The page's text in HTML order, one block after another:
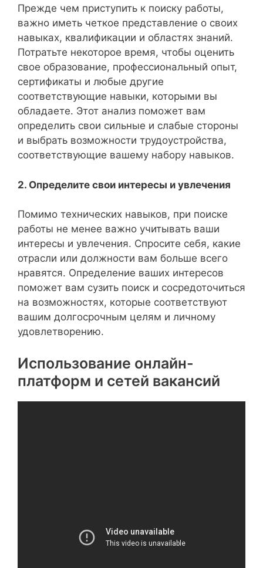
Прежде чем приступить к поиску работы,
важно иметь четкое представление о своих
навыках, квалификации и областях знаний.
Потратьте некоторое время, чтобы оценить
свое образование, профессиональный опыт,
сертификаты и любые другие
соответствующие навыки, которыми вы
обладаете. Этот анализ поможет вам
определить свои сильные и слабые стороны
и выбрать возможности трудоустройства,
соответствующие вашему набору навыков.
2. Определите свои интересы и увлечения
Помимо технических навыков, при поиске
работы не менее важно учитывать ваши
интересы и увлечения. Спросите себя, какие
отрасли или должности вам больше всего
нравятся. Определение ваших интересов
поможет вам сузить поиск и сосредоточиться
на возможностях, которые соответствуют
вашим долгосрочным целям и личному
удовлетворению.
Использование онлайн-
платформ и сетей вакансий